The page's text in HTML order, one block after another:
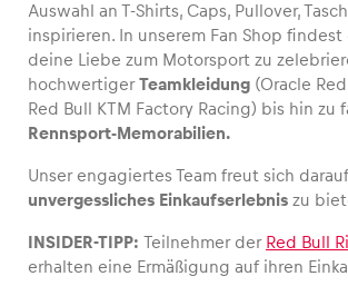
Fahrzeug
Auswahl an T-Shirts, Caps, Pullover,
inspirieren. In unserem Fan Shop findest
deine Liebe zum Motorsport zu
hochwertigerTeamkleidung (Oracle
Red Bull KTM Factory Racing) bis hin zu
Rennsport-Memorabilien.
Unser engagiertes Team freut sich
unvergessliches Einkaufserlebnis zu
INSIDER-TIPP: Teilnehmer der Red Bull
erhalten eine Ermäßigung auf ihren